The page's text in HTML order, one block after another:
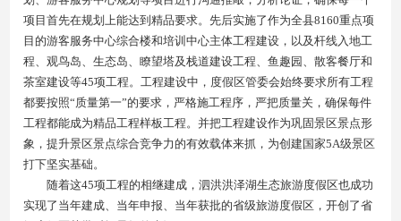
项目首先在规划上能达到精品要求。先后实施了作为全县8160重点项
目的游客服务中心综合楼和培训中心主体工程建设，以及杆线入地工
程、观鸟岛、生态岛、瞭望塔及栈道建设工程、鱼趣园、散客餐厅和
茶室建设等45项工程。工程建设中，度假区管委会始终要求所有工程
都要按照“质量第一”的要求，严格施工程序，严把质量关，确保每件
工程都能成为精品工程样板工程。并把工程建设作为巩固景区景点形
象，提升景区景点综合竞争力的有效载体来抓，为创建国家5A级景区
打下坚实基础。
随着这45项工程的相继建成，泗洪洪泽湖生态旅游度假区也成功
实现了当年建成、当年申报、当年获批的省级旅游度假区，开创了省